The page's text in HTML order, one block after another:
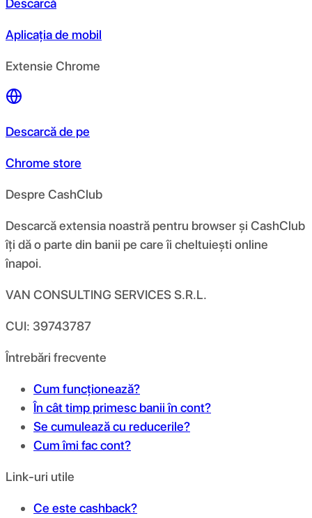
Descarcă
Aplicația de mobil
Extensie Chrome
Descarcă de pe
Chrome store
Despre CashClub
Descarcă extensia noastră pentru browser și CashClub
îți dă o parte din banii pe care îi cheltuiești online
înapoi.
VAN CONSULTING SERVICES S.R.L.
CUI: 39743787
Întrebări frecvente
Cum funcționează?
În cât timp primesc banii în cont?
Se cumulează cu reducerile?
Cum îmi fac cont?
Link-uri utile
Ce este cashback?